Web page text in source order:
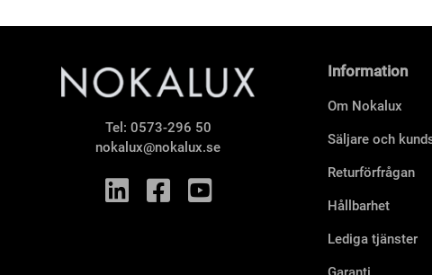
Tel: 0573-296 50
nokalux@nokalux.se
Information
Om Nokalux
Säljare och
Returförfrågan
Hållbarhet
Lediga tjänster